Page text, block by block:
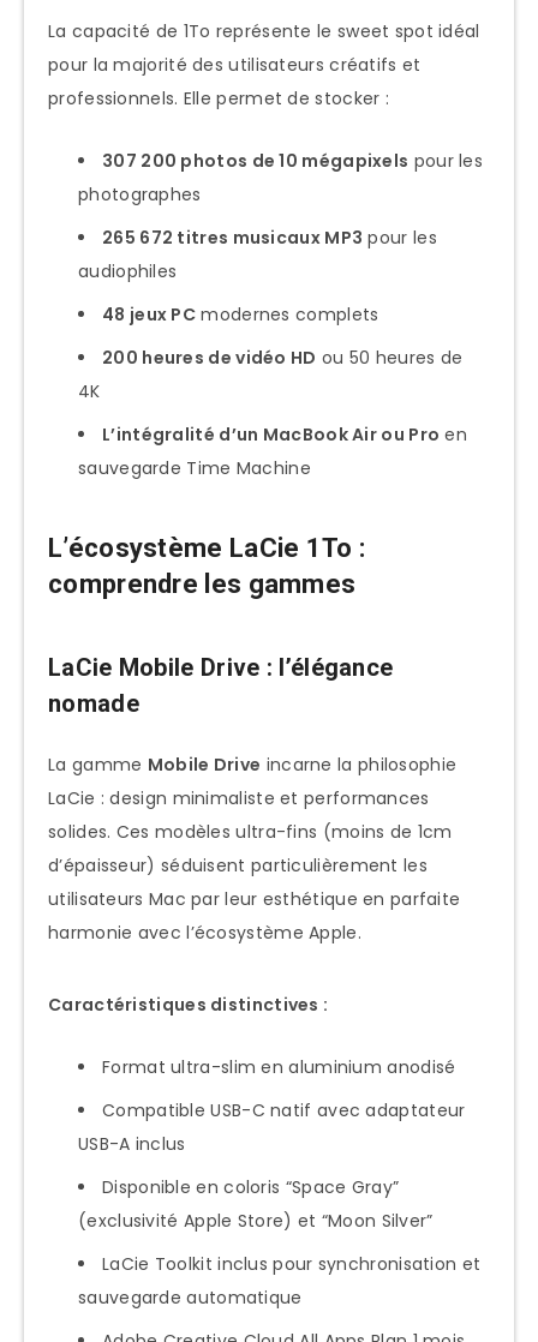
Distributeurs recommandés
L’avenir de LaCie : innovations et
tendances
Positionnement marché futur
FAQ : vos questions sur les disques LaCie
1To
Quelle différence entre LaCie Mobile
Drive et Rugged Mini ?
plus fiables ?
Dois-je choisir USB-C ou Thunderbolt
Comment activer le service Rescue ?
Les modèles Space Gray sont-ils
Quelle durée de vie pour un disque
LaCie 1To ?
finale LaCie 1To
La capacité de 1To représente le sweet spot idéal
pour la majorité des utilisateurs créatifs et
professionnels. Elle permet de stocker :
307 200 photos de 10 mégapixels pour les
photographes
265 672 titres musicaux MP3 pour les
audiophiles
48 jeux PC modernes complets
200 heures de vidéo HD ou 50 heures de
4K
L’intégralité d’un MacBook Air ou Pro en
sauvegarde Time Machine
L’écosystème LaCie 1To :
comprendre les gammes
LaCie Mobile Drive : l’élégance
nomade
La gamme Mobile Drive incarne la philosophie
LaCie : design minimaliste et performances
solides. Ces modèles ultra-fins (moins de 1cm
d’épaisseur) séduisent particulièrement les
utilisateurs Mac par leur esthétique en parfaite
harmonie avec l’écosystème Apple.
Caractéristiques distinctives :
Format ultra-slim en aluminium anodisé
Compatible USB-C natif avec adaptateur
USB-A inclus
Disponible en coloris “Space Gray”
(exclusivité Apple Store) et “Moon Silver”
LaCie Toolkit inclus pour synchronisation et
sauvegarde automatique